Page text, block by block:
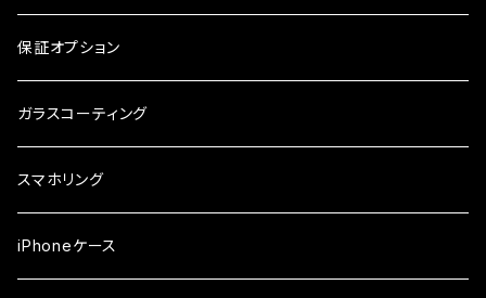
ケース
ガラスフィルム
arrows
ガラスフィルム
シンプルスマホ
ガラスフィルム
らくらくスマホ
ガラスフィルム
OPPO
iPhone
iPhone17e
iPhone17ProMax
Android
保証オプション
ガラスコーティング
スマホリング
iPhoneケース